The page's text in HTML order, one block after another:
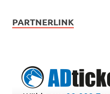
PARTNERLINK